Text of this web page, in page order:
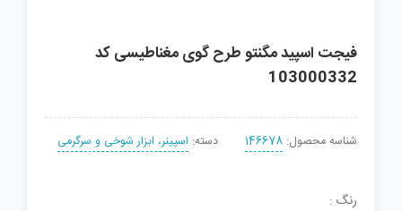
فیجت اسپید مگنتو طرح گوی مغناطیسی کد
103000332
شناسه محصول: 146678 دسته: اسپینر، ابزار شوخی و سرگرمی
رنگ